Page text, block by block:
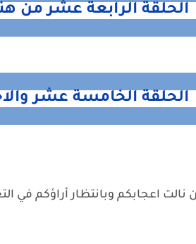
الحلقة الرابعة عشر من
الحلقة الخامسة عشر
نالت اعجابكم وبانتظار أراؤكم في